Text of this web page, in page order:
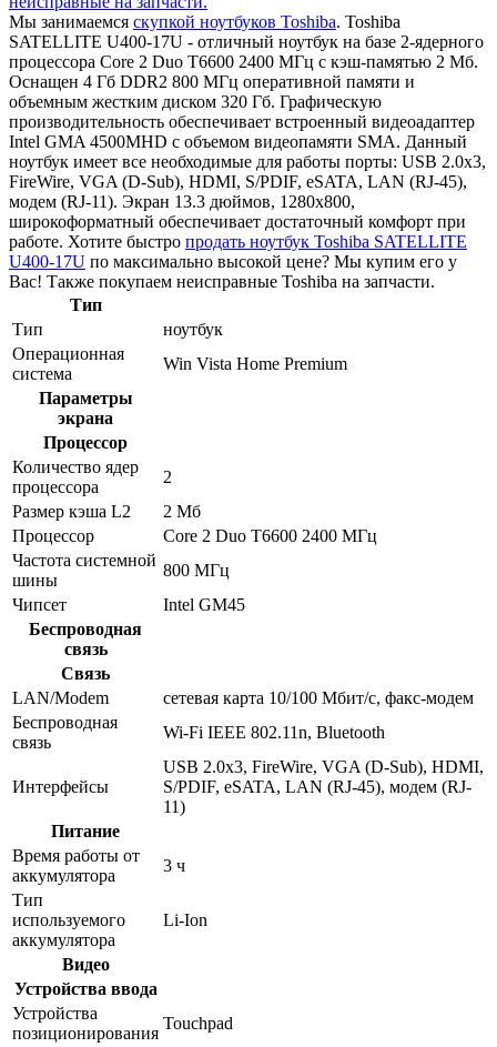
Мы занимаемся скупкой ноутбуков Toshiba. Toshiba
SATELLITE U400-17U - отличный ноутбук на базе 2-ядерного
процессора Core 2 Duo T6600 2400 МГц с кэш-памятью 2 Мб.
Оснащен 4 Гб DDR2 800 МГц оперативной памяти и
объемным жестким диском 320 Гб. Графическую
производительность обеспечивает встроенный видеоадаптер
Intel GMA 4500MHD с объемом видеопамяти SMA. Данный
ноутбук имеет все необходимые для работы порты: USB 2.0x3,
FireWire, VGA (D-Sub), HDMI, S/PDIF, eSATA, LAN (RJ-45),
модем (RJ-11). Экран 13.3 дюймов, 1280x800,
широкоформатный обеспечивает достаточный комфорт при
работе. Хотите быстро продать ноутбук Toshiba SATELLITE
U400-17U по максимально высокой цене? Мы купим его у
Вас! Также покупаем неисправные Toshiba на запчасти.
Тип
Тип
ноутбук
Операционная
система
Win Vista Home Premium
Параметры
экрана
Процессор
Количество ядер
процессора
2
Размер кэша L2
2 Мб
Процессор
Core 2 Duo T6600 2400 МГц
Частота системной
шины
800 МГц
Чипсет
Intel GM45
Беспроводная
связь
Связь
LAN/Modem
сетевая карта 10/100 Мбит/c, факс-модем
Беспроводная
связь
Wi-Fi IEEE 802.11n, Bluetooth
Интерфейсы
USB 2.0x3, FireWire, VGA (D-Sub), HDMI,
S/PDIF, eSATA, LAN (RJ-45), модем (RJ-
11)
Питание
Время работы от
аккумулятора
3 ч
Тип
используемого
аккумулятора
Li-Ion
Видео
Устройства ввода
Устройства
позиционирования
Touchpad